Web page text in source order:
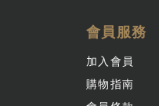
會員服務
加入會員
購物指南